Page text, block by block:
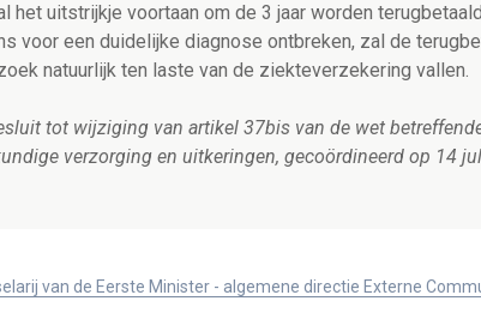
het uitstrijkje voortaan om de 3 jaar worden
voor een duidelijke diagnose ontbreken, zal de
natuurlijk ten laste van de ziekteverzekering vallen.
tot wijziging van artikel 37bis van de wet
verzorging en uitkeringen, gecoördineerd op 14
van de Eerste Minister - algemene directie Externe